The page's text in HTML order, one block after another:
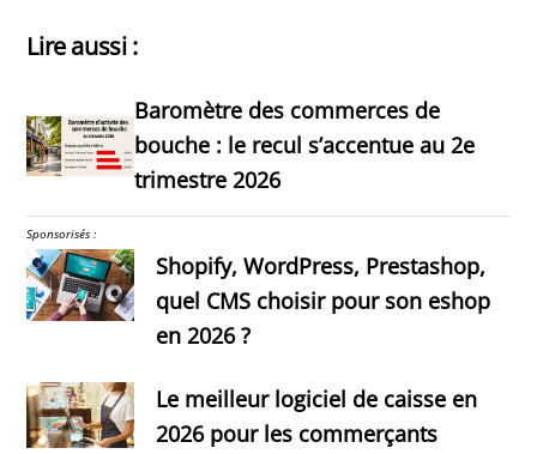
Lire aussi :
Baromètre des commerces de
bouche : le recul s’accentue au 2e
trimestre 2026
Sponsorisés :
Shopify, WordPress, Prestashop,
quel CMS choisir pour son eshop
en 2026 ?
Le meilleur logiciel de caisse en
2026 pour les commerçants